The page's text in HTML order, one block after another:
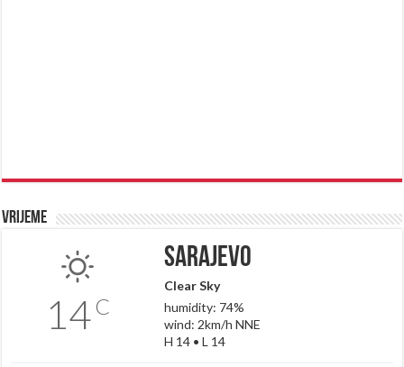
Vrijeme
14C
Sarajevo
Clear Sky
humidity: 74%
wind: 2km/h NNE
H 14 • L 14